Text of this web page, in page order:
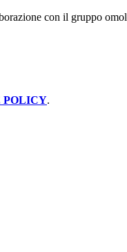
con il gruppo
POLICY.